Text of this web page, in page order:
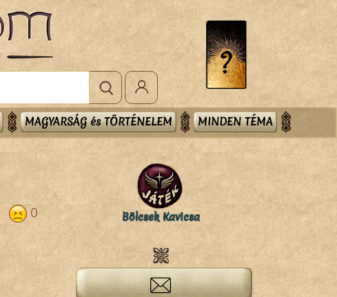
MAGYARSÁG és TÖRTÉNELEM MINDEN TÉMA
0 Bölcsek Kavicsa